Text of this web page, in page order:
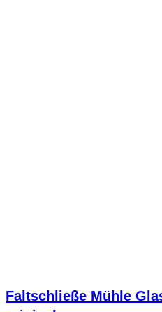
Faltschließe Mühle